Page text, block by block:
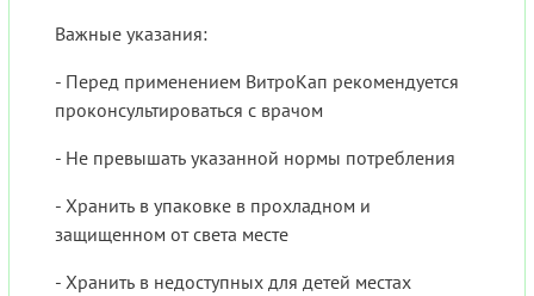
Важные указания:
- Перед применением ВитроКап рекомендуется
проконсультироваться с врачом
- Не превышать указанной нормы потребления
- Хранить в упаковке в прохладном и
защищенном от света месте
- Хранить в недоступных для детей местах